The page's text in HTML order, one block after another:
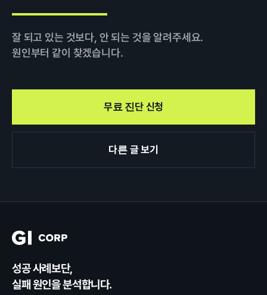
잘 되고 있는 것보다, 안 되는 것을 알려주세요.
원인부터 같이 찾겠습니다.
무료 진단 신청
다른 글 보기
성공 사례보단,
실패 원인을 분석합니다.